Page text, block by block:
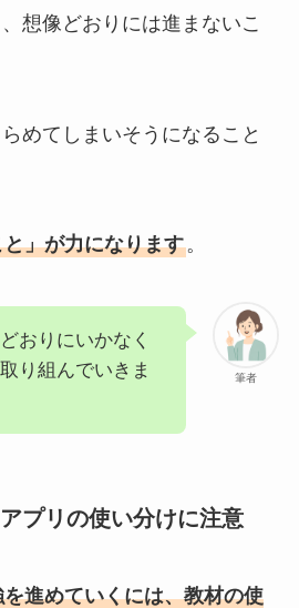
想像どおりには進まないこ
めてしまいそうになること
」が力になります。
筆者
おりにいかなく
り組んでいきま
プリの使い分けに注意
進めていくには、教材の使